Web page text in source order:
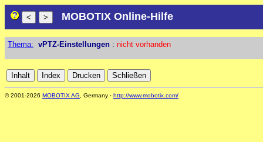
MOBOTIX Online-Hilfe
Thema: vPTZ-Einstellungen : nicht vorhanden
© 2001-2026 MOBOTIX AG , Germany · http://www.mobotix.com/